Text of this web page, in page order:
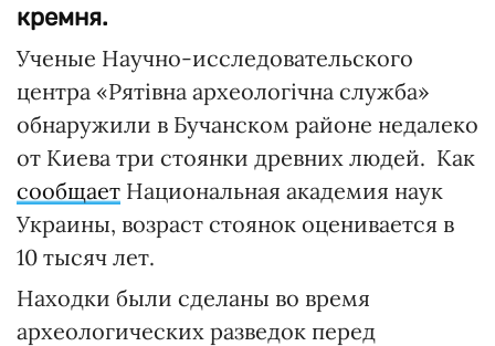
кремня.
Ученые Научно-исследовательского
центра «Рятівна археологічна служба»
обнаружили в Бучанском районе недалеко
от Киева три стоянки древних людей. Как
сообщает Национальная академия наук
Украины, возраст стоянок оценивается в
10 тысяч лет.
Находки были сделаны во время
археологических разведок перед